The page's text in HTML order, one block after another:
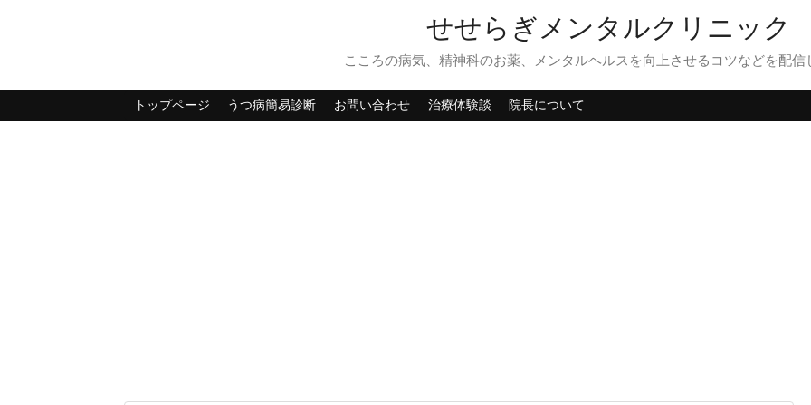
せせらぎメンタルクリニック
こころの病気、精神科のお薬、メンタルヘルスを向上させるコツなどを配信
トップページ うつ病簡易診断 お問い合わせ 治療体験談 院長について